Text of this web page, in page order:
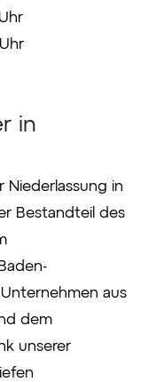
in
Niederlassung in
Bestandteil des
aus
dem
unserer